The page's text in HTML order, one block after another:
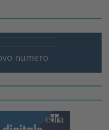
numero